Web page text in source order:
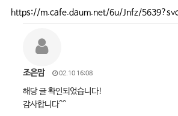
https://m.cafe.daum.net/6u/Jnfz/
조은맘 02.10 16:08
해당 글 확인되었습니다!
감사합니다^^